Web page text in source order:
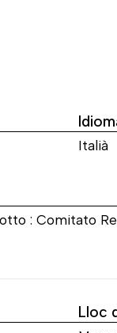
Italià
: Comitato
Lloc